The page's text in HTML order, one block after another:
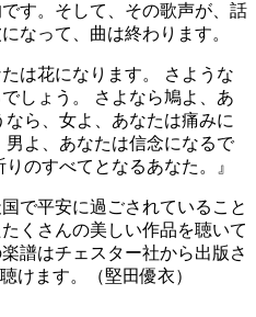
す。そして、その歌声が、話
なって、曲は終わります。
は花になります。 さような
しょう。 さよなら鳩よ、あ
ら、女よ、あなたは痛みに
よ、あなたは信念になるで
のすべてとなるあなた。』
で平安に過ごされていること
くさんの美しい作品を聴いて
譜はチェスター社から出版さ
けます。（堅田優衣）